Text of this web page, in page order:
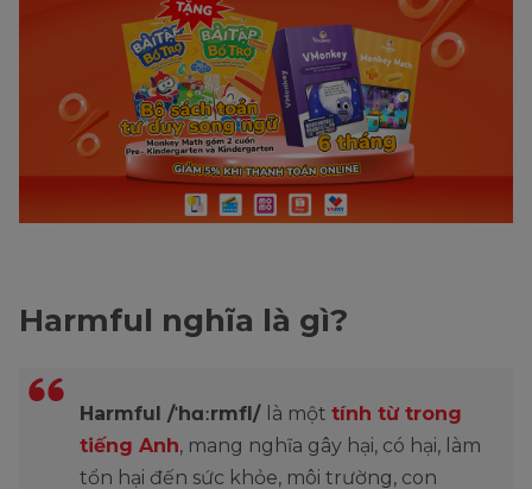
Harmful nghĩa là gì?
Harmful /ˈhɑːrmfl/ là một tính từ trong
tiếng Anh, mang nghĩa gây hại, có hại, làm
tổn hại đến sức khỏe, môi trường, con